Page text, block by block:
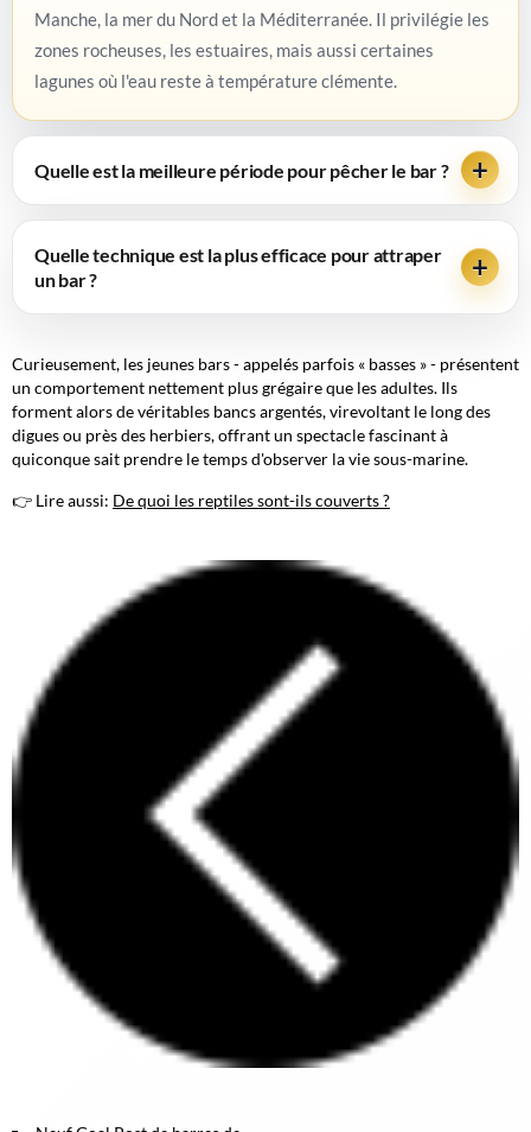
Manche, la mer du Nord et la Méditerranée. Il privilégie les
zones rocheuses, les estuaires, mais aussi certaines
lagunes où l'eau reste à température clémente.
Quelle est la meilleure période pour pêcher le bar ?
Quelle technique est la plus efficace pour attraper
un bar ?
Curieusement, les jeunes bars - appelés parfois « basses » - présentent
un comportement nettement plus grégaire que les adultes. Ils
forment alors de véritables bancs argentés, virevoltant le long des
digues ou près des herbiers, offrant un spectacle fascinant à
quiconque sait prendre le temps d'observer la vie sous-marine.
👉 Lire aussi: De quoi les reptiles sont-ils couverts ?